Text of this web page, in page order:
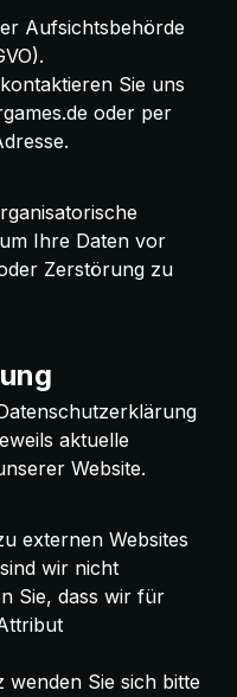
Aufsichtsbehörde
Sie uns
oder per
Ihre Daten vor
Zerstörung zu
aktuelle
Website.
externen Websites
wir nicht
Sie, dass wir für
wenden Sie sich bitte